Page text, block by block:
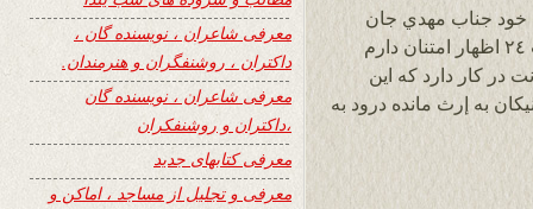
خود جناب مهدي جان
در كار دارد كه اين
به إرث مانده درود به
معرفی شاعران ، نویسنده گان ،
داکتران ، روشنفگران و هنرمندان.
معرفی شاعران ، نویسنده گان
،داکتران و روشنفکران
معرفی کتابهای جدید
معرفی و تجلیل از مساجد ، اماکن و